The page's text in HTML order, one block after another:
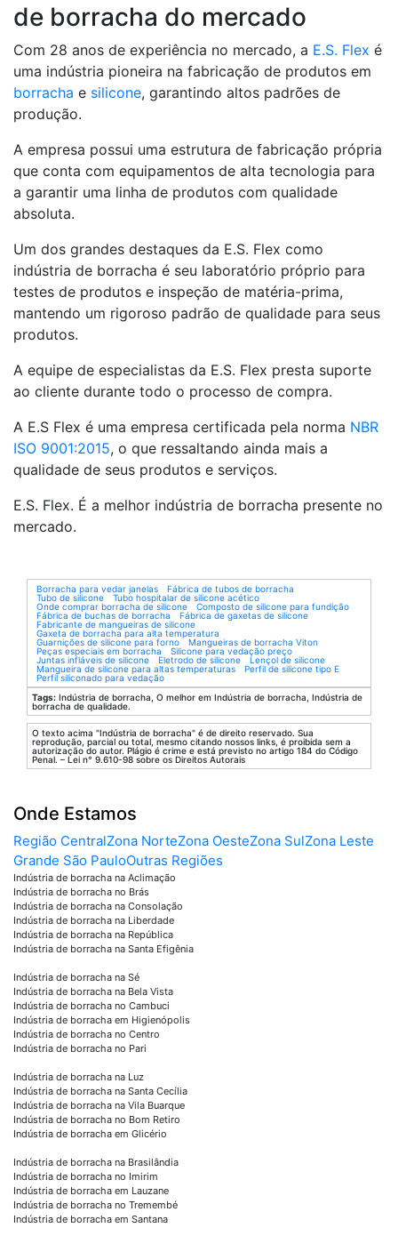
de borracha do mercado
Com 28 anos de experiência no mercado, a E.S. Flex é
uma indústria pioneira na fabricação de produtos em
borracha e silicone, garantindo altos padrões de
produção.
A empresa possui uma estrutura de fabricação própria
que conta com equipamentos de alta tecnologia para
a garantir uma linha de produtos com qualidade
absoluta.
Um dos grandes destaques da E.S. Flex como
indústria de borracha é seu laboratório próprio para
testes de produtos e inspeção de matéria-prima,
mantendo um rigoroso padrão de qualidade para seus
produtos.
A equipe de especialistas da E.S. Flex presta suporte
ao cliente durante todo o processo de compra.
A E.S Flex é uma empresa certificada pela norma NBR
ISO 9001:2015, o que ressaltando ainda mais a
qualidade de seus produtos e serviços.
E.S. Flex. É a melhor indústria de borracha presente no
mercado.
Borracha para vedar janelas
Fábrica de tubos de borracha
Tubo de silicone
Tubo hospitalar de silicone acético
Onde comprar borracha de silicone
Composto de silicone para fundição
Fábrica de buchas de borracha
Fábrica de gaxetas de silicone
Fabricante de mangueiras de silicone
Gaxeta de borracha para alta temperatura
Guarnições de silicone para forno
Mangueiras de borracha Viton
Peças especiais em borracha
Silicone para vedação preço
Juntas infláveis de silicone
Eletrodo de silicone
Lençol de silicone
Mangueira de silicone para altas temperaturas
Perfil de silicone tipo E
Perfil siliconado para vedação
Tags: Indústria de borracha, O melhor em Indústria de borracha, Indústria de
borracha de qualidade.
O texto acima "Indústria de borracha" é de direito reservado. Sua
reprodução, parcial ou total, mesmo citando nossos links, é proibida sem a
autorização do autor. Plágio é crime e está previsto no artigo 184 do Código
Penal. – Lei n° 9.610-98 sobre os Direitos Autorais
Onde Estamos
Região CentralZona NorteZona OesteZona SulZona Leste
Grande São PauloOutras Regiões
Indústria de borracha na Aclimação
Indústria de borracha no Brás
Indústria de borracha na Consolação
Indústria de borracha na Liberdade
Indústria de borracha na República
Indústria de borracha na Santa Efigênia
Indústria de borracha na Sé
Indústria de borracha na Bela Vista
Indústria de borracha no Cambuci
Indústria de borracha em Higienópolis
Indústria de borracha no Centro
Indústria de borracha no Pari
Indústria de borracha na Luz
Indústria de borracha na Santa Cecília
Indústria de borracha na Vila Buarque
Indústria de borracha no Bom Retiro
Indústria de borracha em Glicério
Indústria de borracha na Brasilândia
Indústria de borracha no Imirim
Indústria de borracha em Lauzane
Indústria de borracha no Tremembé
Indústria de borracha em Santana